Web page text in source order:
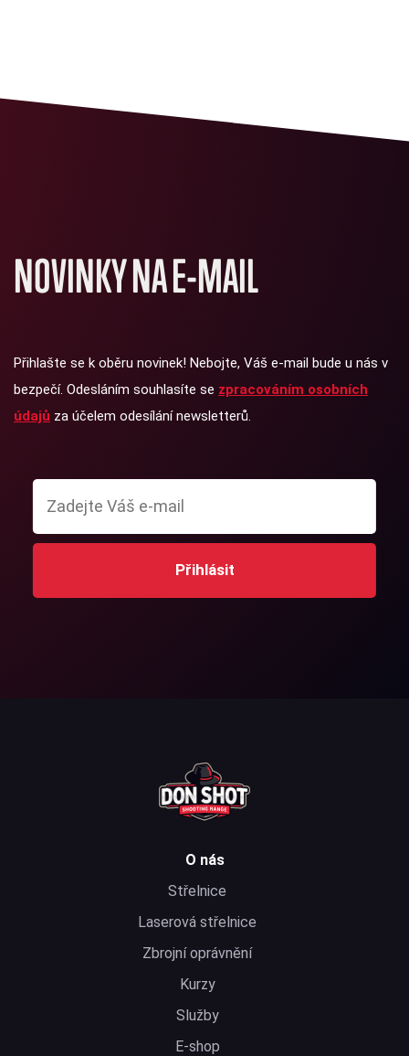
NOVINKY NA E-MAIL
Přihlašte se k oběru novinek! Nebojte, Váš e-mail bude u nás v
bezpečí. Odesláním souhlasíte se zpracováním osobních
údajů za účelem odesílání newsletterů.
Přihlásit
O nás
Střelnice
Laserová střelnice
Zbrojní oprávnění
Kurzy
Služby
E-shop